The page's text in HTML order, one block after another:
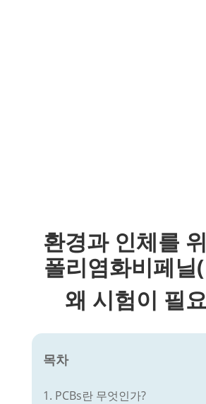
환경과 인체를
폴리염화비페닐
왜 시험이 필
목차
1. PCBs란 무엇인가?